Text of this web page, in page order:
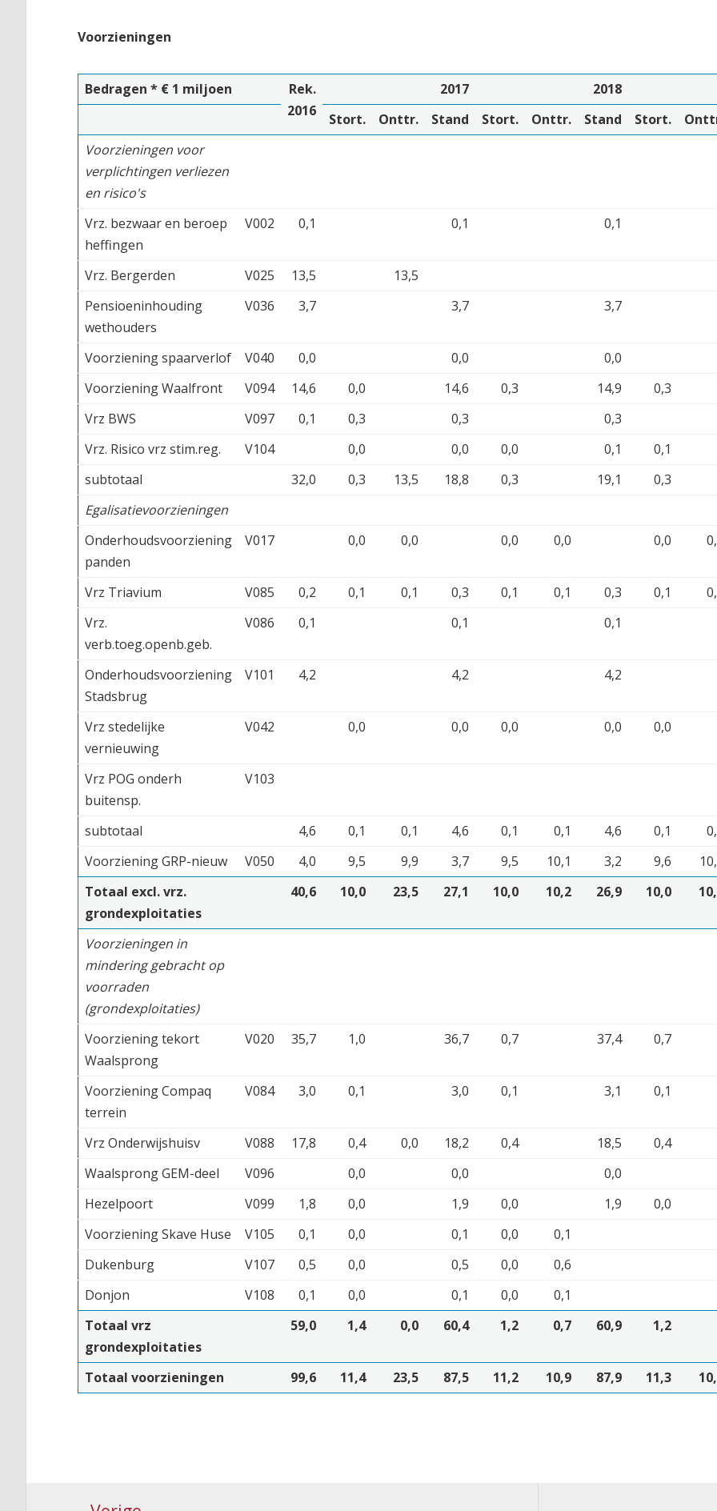
Voorzieningen
Bedragen * € 1 miljoen
Rek.
2016
2017 2018
Stort.
Onttr. Stand Stort. Onttr. Stand Stort.
Voorzieningen voor
verplichtingen verliezen
en risico's
Vrz. bezwaar en beroep
heffingen
V002 0,1 0,1 0,1
Vrz. Bergerden V025 13,5
13,5
Pensioeninhouding
wethouders
V036 3,7 3,7 3,7
Voorziening spaarverlof V040 0,0 0,0 0,0
Voorziening Waalfront
V094 14,6 0,0 14,6 0,3 14,9 0,3
Vrz BWS
V097 0,1 0,3 0,3 0,3
Vrz. Risico vrz stim.reg.
V104 0,0 0,0 0,0 0,1 0,1
subtotaal
32,0 0,3 13,5 18,8 0,3 19,1 0,3
Egalisatievoorzieningen
Onderhoudsvoorziening
panden
V017 0,0 0,0 0,0 0,0 0,0
Vrz Triavium V085 0,2 0,1 0,1 0,3 0,1 0,1 0,3 0,1
Vrz.
verb.toeg.openb.geb.
V086 0,1 0,1 0,1
Onderhoudsvoorziening
Stadsbrug
V101 4,2 4,2 4,2
Vrz stedelijke
vernieuwing
V042 0,0 0,0 0,0 0,0 0,0
Vrz POG onderh
buitensp.
V103
subtotaal 4,6 0,1 0,1 4,6 0,1 0,1 4,6 0,1
Voorziening GRP-nieuw
V050 4,0 9,5 9,9 3,7 9,5 10,1 3,2 9,6
Totaal excl. vrz.
grondexploitaties
40,6 10,0 23,5 27,1 10,0 10,2 26,9 10,0
Voorzieningen in
mindering gebracht op
voorraden
(grondexploitaties)
Voorziening tekort
Waalsprong
V020 35,7 1,0 36,7 0,7 37,4 0,7
Voorziening Compaq
terrein
V084 3,0 0,1 3,0 0,1 3,1 0,1
Vrz Onderwijshuisv V088 17,8 0,4 0,0 18,2 0,4 18,5 0,4
Waalsprong GEM-deel
V096 0,0 0,0 0,0
Hezelpoort
V099 1,8 0,0 1,9 0,0 1,9 0,0
Voorziening Skave Huse
V105 0,1 0,0 0,1 0,0
0,1
Dukenburg
V107 0,5 0,0 0,5 0,0
0,6
Donjon
V108 0,1 0,0 0,1 0,0
0,1
Totaal vrz
grondexploitaties
59,0 1,4 0,0 60,4 1,2 0,7 60,9 1,2
Totaal voorzieningen 99,6 11,4 23,5 87,5 11,2 10,9 87,9 11,3